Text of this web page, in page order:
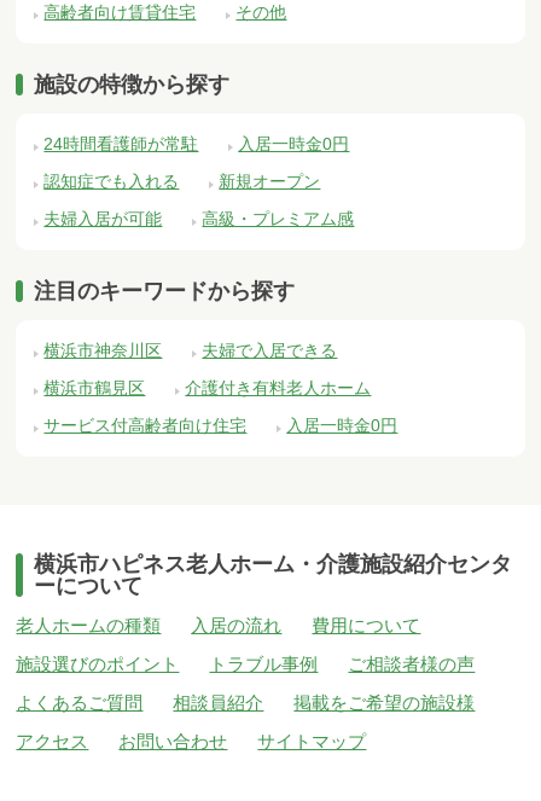
高齢者向け賃貸住宅
その他
施設の特徴から探す
24時間看護師が常駐
入居一時金0円
認知症でも入れる
新規オープン
夫婦入居が可能
高級・プレミアム感
注目のキーワードから探す
横浜市神奈川区
夫婦で入居できる
横浜市鶴見区
介護付き有料老人ホーム
サービス付高齢者向け住宅
入居一時金0円
横浜市ハピネス老人ホーム・介護施設紹介センタ
ーについて
老人ホームの種類 入居の流れ
費用について
施設選びのポイント
トラブル事例
ご相談者様の声
よくあるご質問
相談員紹介
掲載をご希望の施設様
アクセス
お問い合わせ サイトマップ